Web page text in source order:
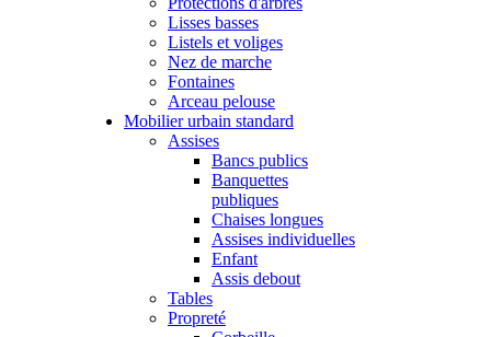
Lisses basses
Listels et voliges
Nez de marche
Fontaines
Arceau pelouse
Mobilier urbain standard
Assises
Bancs publics
Banquettes
publiques
Chaises longues
Assises individuelles
Enfant
Assis debout
Tables
Propreté